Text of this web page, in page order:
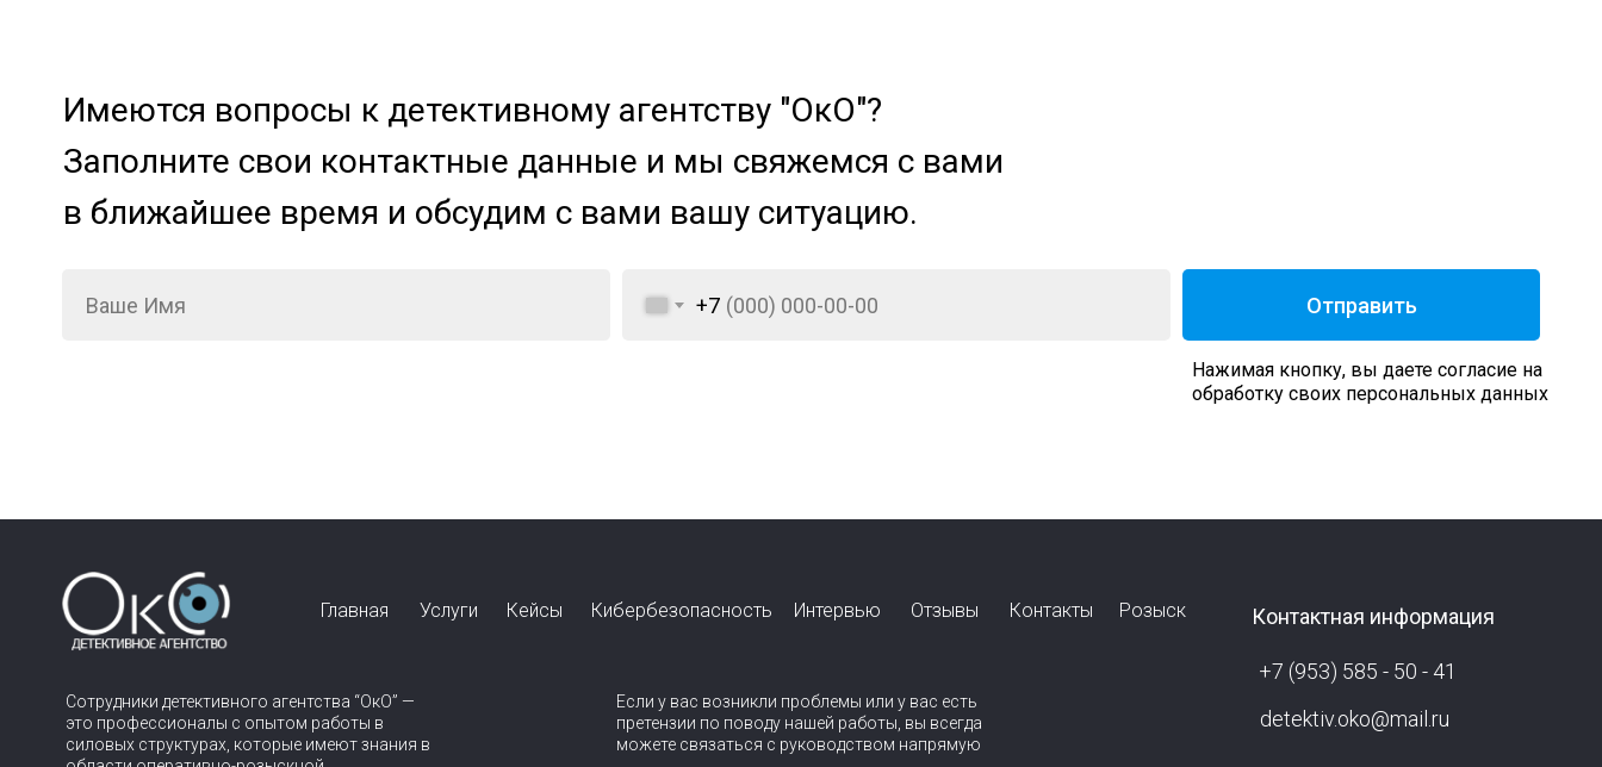
Имеются вопросы к детективному агентству "ОкО"?
Заполните свои контактные данные и мы свяжемся с вами
в ближайшее время и обсудим с вами вашу ситуацию.
+7 Отправить
Нажимая кнопку, вы даете согласие на
обработку своих персональных данных
Главная Услуги Кейсы Кибербезопасность Интервью Отзывы Контакты
detektiv.oko@mail.ru
+7 (953) 585 - 50 - 41
Сотрудники детективного агентства “ОкО” —
это профессионалы с опытом работы в
силовых структурах, которые имеют знания в
Контактная информация
Если у вас возникли проблемы или у вас есть
претензии по поводу нашей работы, вы всегда
можете связаться с руководством напрямую
Розыск